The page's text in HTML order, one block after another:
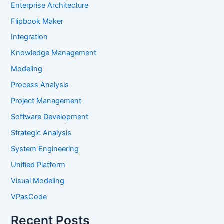
Enterprise Architecture
Flipbook Maker
Integration
Knowledge Management
Modeling
Process Analysis
Project Management
Software Development
Strategic Analysis
System Engineering
Unified Platform
Visual Modeling
VPasCode
Recent Posts